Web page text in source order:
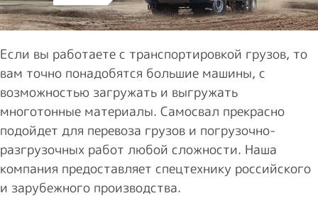
Если вы работаете с транспортировкой грузов, то
вам точно понадобятся большие машины, с
возможностью загружать и выгружать
многотонные материалы. Самосвал прекрасно
подойдет для перевоза грузов и погрузочно-
разгрузочных работ любой сложности. Наша
компания предоставляет спецтехнику российского
и зарубежного производства.